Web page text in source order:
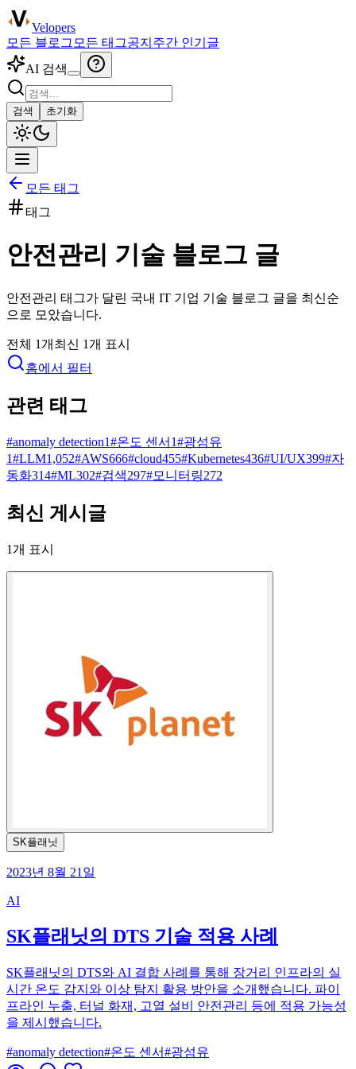
Velopers
모든 블로그 모든 태그공지 주간 인기글
AI 검색
검색 초기화
모든 태그
태그
안전관리 기술 블로그 글
안전관리 태그가 달린 국내 IT 기업 기술 블로그 글을 최신순
으로 모았습니다.
전체 1개 최신 1개 표시
홈에서 필터
관련 태그
#anomaly detection1#온도 센서 1#광섬유
1#LLM1,052#AWS666#cloud455#Kubernetes436#UI/UX399#자
동화314#ML302#검색297#모니터링272
최신 게시글
1개 표시
SK플래닛
2023년 8월 21일
AI
SK플래닛의 DTS 기술 적용 사례
SK플래닛의 DTS와 AI 결합 사례를 통해 장거리 인프라의 실
시간 온도 감지와 이상 탐지 활용 방안을 소개했습니다. 파이
프라인 누출, 터널 화재, 고열 설비 안전관리 등에 적용 가능성
을 제시했습니다.
#anomaly detection#온도 센서#광섬유